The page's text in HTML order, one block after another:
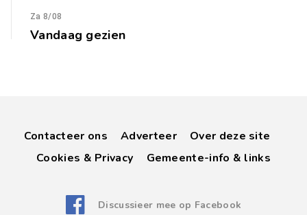
Za 8/08
Vandaag gezien
Contacteer ons Adverteer
Over deze site
Cookies & Privacy
Gemeente-info & links
Discussieer mee op Facebook